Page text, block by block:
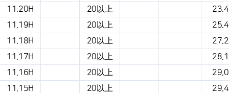
11.20H
20以上
23.4
11.19H
20以上
25.4
11.18H
20以上
27.2
11.17H
20以上
28.1
11.16H
20以上
29.0
11.15H
20以上
29.4